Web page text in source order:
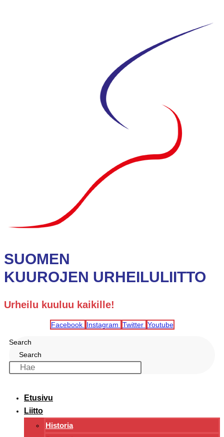
SUOMEN
KUUROJEN URHEILULIITTO
Urheilu kuuluu kaikille!
Facebook Instagram Twitter Youtube
Search
Search
Etusivu
Liitto
Historia